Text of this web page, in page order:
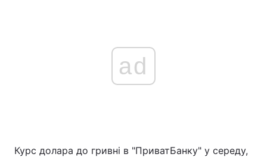
ad
Курс долара до гривні в "ПриватБанку" у середу,